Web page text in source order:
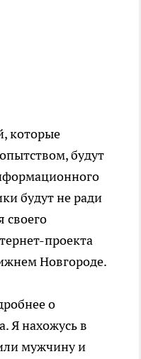
которые
будут
будут не ради
своего
проекта
Новгороде.
о
Я нахожусь в
мужчину и